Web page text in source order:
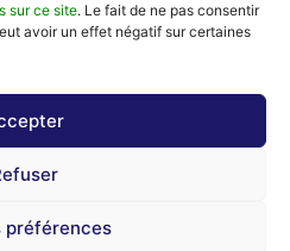
sur ce site. Le fait de ne pas consentir
avoir un effet négatif sur certaines
préférences
de Forbes Afrique et recevez
articles